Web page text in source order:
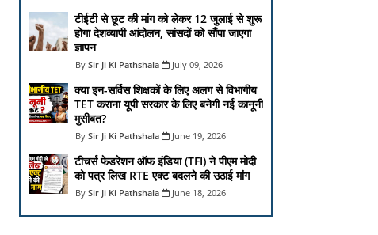
टीईटी से छूट की मांग को लेकर 12 जुलाई से शुरू
होगा देशव्यापी आंदोलन, सांसदों को सौंपा जाएगा
ज्ञापन
Sir Ji Ki Pathshala July 09, 2026
क्या इन-सर्विस शिक्षकों के लिए अलग से विभागीय
TET कराना यूपी सरकार के लिए बनेगी नई कानूनी
मुसीबत?
Sir Ji Ki Pathshala June 19, 2026
टीचर्स फेडरेशन ऑफ इंडिया (TFI) ने पीएम मोदी
को पत्र लिख RTE एक्ट बदलने की उठाई मांग
Sir Ji Ki Pathshala June 18, 2026